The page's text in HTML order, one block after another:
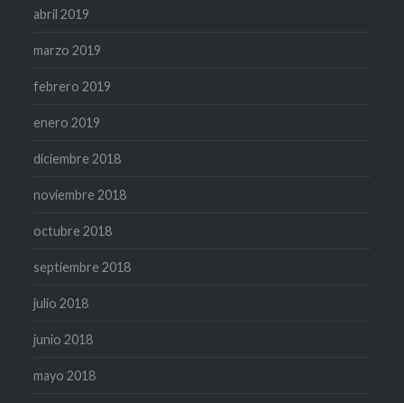
abril 2019
marzo 2019
febrero 2019
enero 2019
diciembre 2018
noviembre 2018
octubre 2018
septiembre 2018
julio 2018
junio 2018
mayo 2018